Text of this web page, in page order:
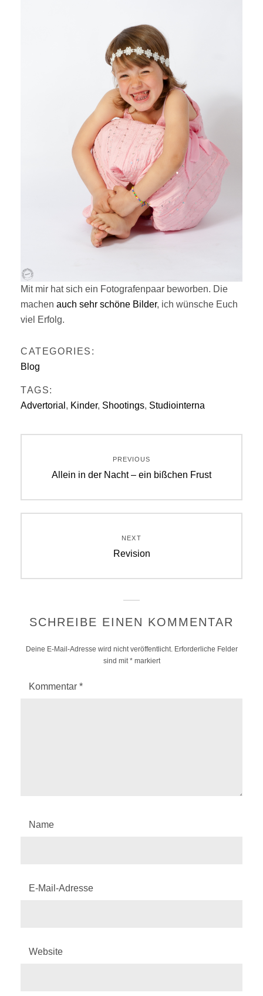
Mit mir hat sich ein Fotografenpaar beworben. Die
machen auch sehr schöne Bilder, ich wünsche Euch
viel Erfolg.
CATEGORIES:
Blog
TAGS:
Advertorial , Kinder, Shootings, Studiointerna
PREVIOUS
Previous
Allein in der Nacht – ein bißchen Frust
NEXT
Next
Revision
SCHREIBE EINEN KOMMENTAR
Deine E-Mail-Adresse wird nicht veröffentlicht. Erforderliche Felder
sind mit*markiert
Kommentar *
Name
E-Mail-Adresse
Website